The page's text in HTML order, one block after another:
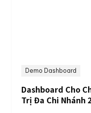
Demo Dashboard
Dashboard Cho
Trị Đa Chi Nhánh